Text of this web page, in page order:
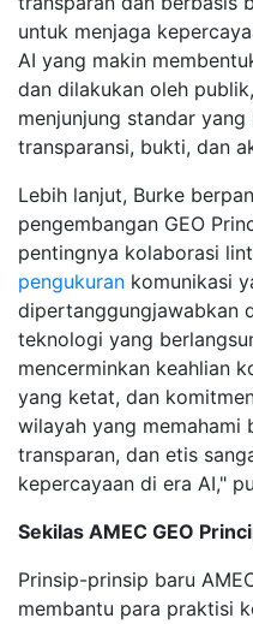
untuk menjaga
AI yang makin
dan dilakukan oleh
menjunjung standar
transparansi, bukti, dan
Lebih lanjut, Burke
pengembangan GEO
pentingnya kolaborasi
pengukuran komunikasi
dipertanggungjawabkan
teknologi yang
mencerminkan keahlian
yang ketat, dan
wilayah yang memahami
transparan, dan etis
kepercayaan di era AI,"
Sekilas AMEC GEO
Prinsip-prinsip baru
membantu para praktisi